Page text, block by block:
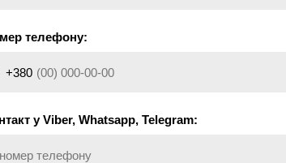
телефону:
+380
у Viber, Whatsapp, Telegram:
телефону